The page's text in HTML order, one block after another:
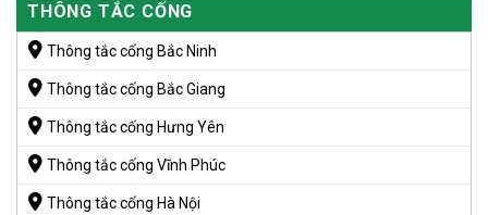
THÔNG TẮC CỐNG
Thông tắc cống Bắc Ninh
Thông tắc cống Bắc Giang
Thông tắc cống Hưng Yên
Thông tắc cống Vĩnh Phúc
Thông tắc cống Hà Nội